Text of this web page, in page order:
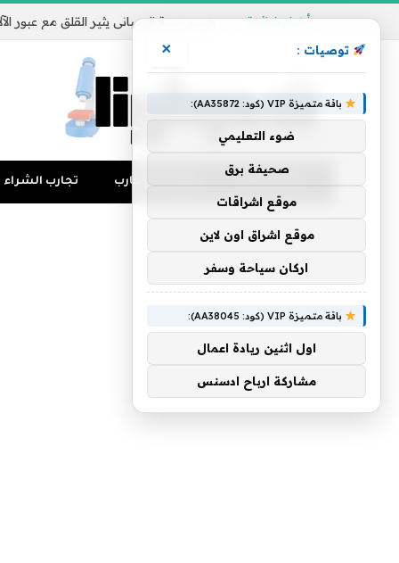
أخبار شائعة
منوعات التجارب تجارب الشراء
توصيات : ×
باقة متميزة VIP (كود: AA35872):
ضوء التعليمي
صحيفة برق
موقع اشراقات
موقع اشراق اون لاين
اركان سياحة وسفر
باقة متميزة VIP (كود: AA38045):
اول اثنين ريادة اعمال
مشاركة ارباح ادسنس